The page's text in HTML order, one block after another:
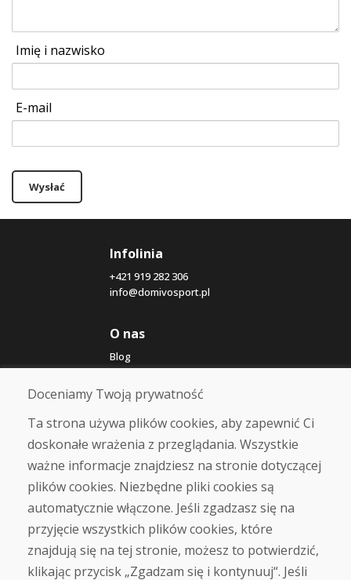
Imię i nazwisko
E-mail
Wysłać
Infolinia
+421 919 282 306
info@domivosport.pl
O nas
Blog
O nas
Sklep
Kontakt
Zakup
Sklep internetowy
Warunki handlowe
Zapłata
Skarga
Zwrot i wymiana towaru
Ochrona danych osobowych
Doceniamy Twoją prywatność
Ta strona używa plików cookies, aby zapewnić Ci
doskonałe wrażenia z przeglądania. Wszystkie
ważne informacje znajdziesz na stronie dotyczącej
plików cookies. Niezbędne pliki cookies są
automatycznie włączone. Jeśli zgadzasz się na
przyjęcie wszystkich plików cookies, które
znajdują się na tej stronie, możesz to potwierdzić,
klikając przycisk „Zgadzam się i kontynuuj“. Jeśli